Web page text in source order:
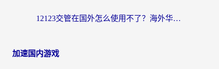
12123交管在国外怎么使用不了？海外华人必看的无缝访问国内资源指南
加速国内游戏